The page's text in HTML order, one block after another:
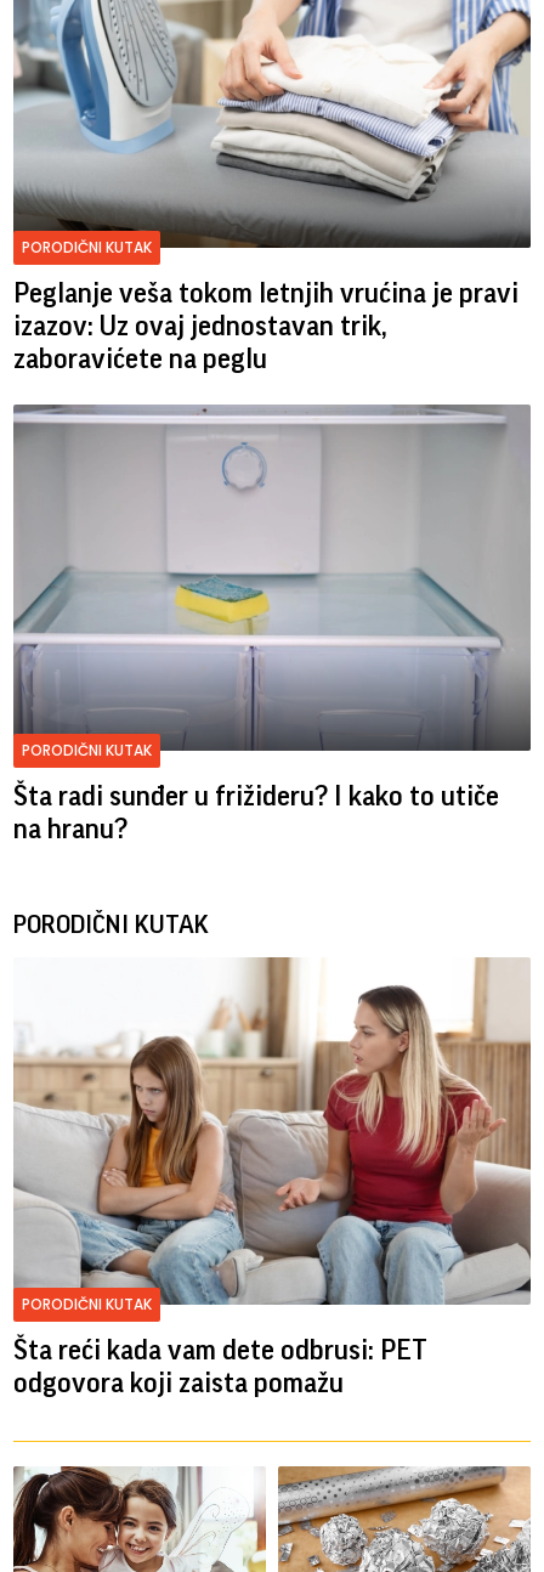
PORODIČNI KUTAK
Peglanje veša tokom letnjih vrućina je pravi
izazov: Uz ovaj jednostavan trik,
zaboravićete na peglu
PORODIČNI KUTAK
Šta radi sunđer u frižideru? I kako to utiče
na hranu?
PORODIČNI KUTAK
PORODIČNI KUTAK
Šta reći kada vam dete odbrusi: PET
odgovora koji zaista pomažu